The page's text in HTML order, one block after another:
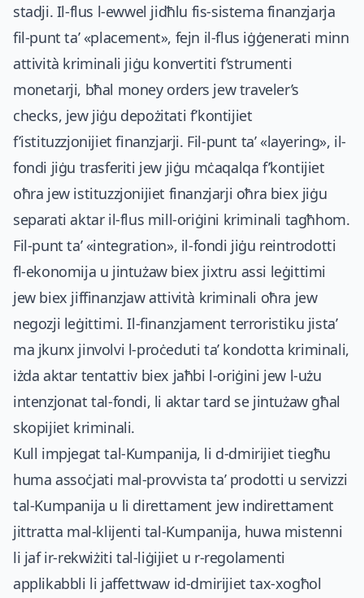
stadji. Il-flus l-ewwel jidħlu fis-sistema finanzjarja
fil-punt ta’ «placement», fejn il-flus iġġenerati minn
attività kriminali jiġu konvertiti f’strumenti
monetarji, bħal money orders jew traveler’s
checks, jew jiġu depożitati f’kontijiet
f’istituzzjonijiet finanzjarji. Fil-punt ta’ «layering», il-
fondi jiġu trasferiti jew jiġu mċaqalqa f’kontijiet
oħra jew istituzzjonijiet finanzjarji oħra biex jiġu
separati aktar il-flus mill-oriġini kriminali tagħhom.
Fil-punt ta’ «integration», il-fondi jiġu reintrodotti
fl-ekonomija u jintużaw biex jixtru assi leġittimi
jew biex jiffinanzjaw attività kriminali oħra jew
negozji leġittimi. Il-finanzjament terroristiku jista’
ma jkunx jinvolvi l-proċeduti ta’ kondotta kriminali,
iżda aktar tentattiv biex jaħbi l-oriġini jew l-użu
intenzjonat tal-fondi, li aktar tard se jintużaw għal
skopijiet kriminali.
Kull impjegat tal-Kumpanija, li d-dmirijiet tiegħu
huma assoċjati mal-provvista ta’ prodotti u servizzi
tal-Kumpanija u li direttament jew indirettament
jittratta mal-klijenti tal-Kumpanija, huwa mistenni
li jaf ir-rekwiżiti tal-liġijiet u r-regolamenti
applikabbli li jaffettwaw id-dmirijiet tax-xogħol